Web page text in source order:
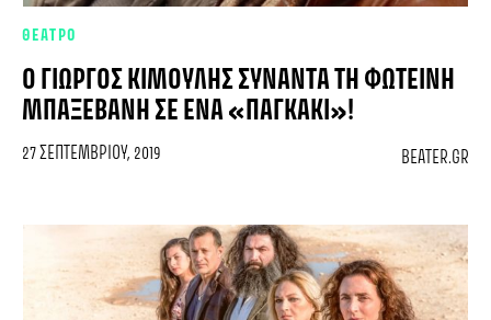
ΘΕΑΤΡΟ
Ο ΓΙΏΡΓΟΣ ΚΙΜΟΎΛΗΣ ΣΥΝΑΝΤΆ ΤΗ ΦΩΤΕΙΝΉ
ΜΠΑΞΕΒΆΝΗ ΣΕ ΈΝΑ «ΠΑΓΚΆΚΙ»!
27 ΣΕΠΤΕΜΒΡΊΟΥ, 2019 BEATER.GR